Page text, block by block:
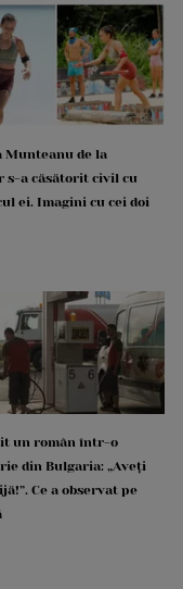
Munteanu de la
s-a căsătorit civil cu
ei. Imagini cu cei doi
un român într-o
din Bulgaria: „Aveți
Ce a observat pe